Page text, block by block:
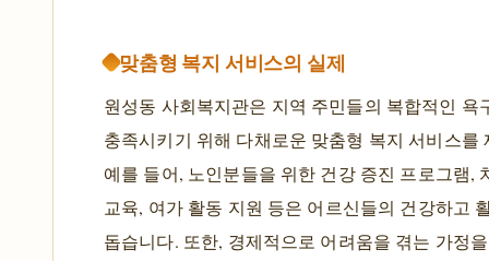
맞춤형 복지 서비스의 실제
원성동 사회복지관은 지역 주민들의 복합적인 욕
충족시키기 위해 다채로운 맞춤형 복지 서비스를
예를 들어, 노인분들을 위한 건강 증진 프로그램,
교육, 여가 활동 지원 등은 어르신들의 건강하고
돕습니다. 또한, 경제적으로 어려움을 겪는 가정